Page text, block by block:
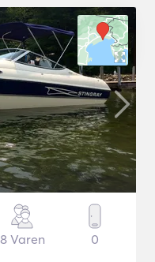
8 Varen 0